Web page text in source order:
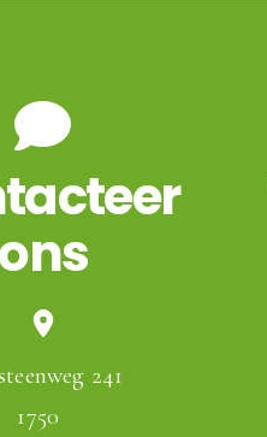
ons
241
1750